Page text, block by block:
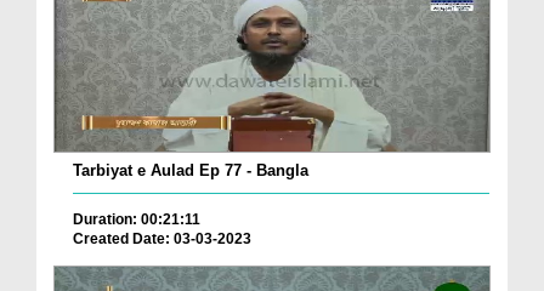
Tarbiyat e Aulad Ep 77 - Bangla
Duration: 00:21:11
Created Date: 03-03-2023